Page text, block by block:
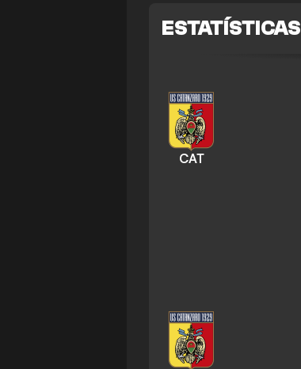
ESTATÍSTICAS
CAT